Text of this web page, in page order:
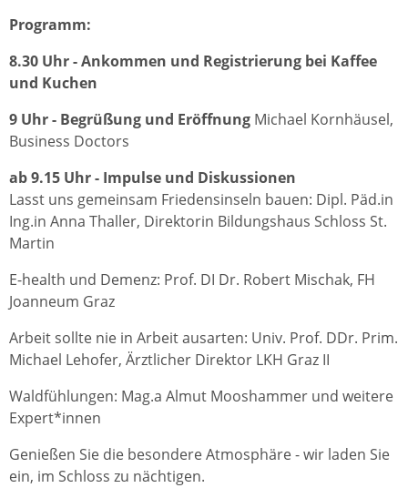
Programm:
8.30 Uhr - Ankommen und Registrierung bei Kaffee
und Kuchen
9 Uhr - Begrüßung und Eröffnung Michael Kornhäusel,
Business Doctors
ab 9.15 Uhr - Impulse und Diskussionen
Lasst uns gemeinsam Friedensinseln bauen: Dipl. Päd.in
Ing.in Anna Thaller, Direktorin Bildungshaus Schloss St.
Martin
E-health und Demenz: Prof. DI Dr. Robert Mischak, FH
Joanneum Graz
Arbeit sollte nie in Arbeit ausarten: Univ. Prof. DDr. Prim.
Michael Lehofer, Ärztlicher Direktor LKH Graz II
Waldfühlungen: Mag.a Almut Mooshammer und weitere
Expert*innen
Genießen Sie die besondere Atmosphäre - wir laden Sie
ein, im Schloss zu nächtigen.